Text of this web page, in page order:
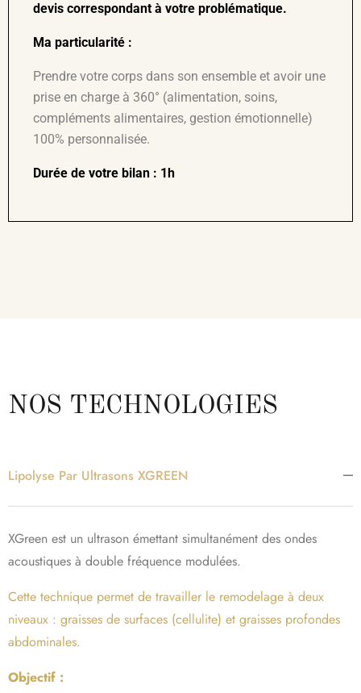
devis correspondant à votre problématique.
Ma particularité :
Prendre votre corps dans son ensemble et avoir une
prise en charge à 360° (alimentation, soins,
compléments alimentaires, gestion émotionnelle)
100% personnalisée.
Durée de votre bilan : 1h
NOS TECHNOLOGIES
Lipolyse Par Ultrasons XGREEN
XGreen est un ultrason émettant simultanément des ondes
acoustiques à double fréquence modulées.
Cette technique permet de travailler le remodelage à deux
niveaux : graisses de surfaces (cellulite) et graisses profondes
abdominales.
Objectif :